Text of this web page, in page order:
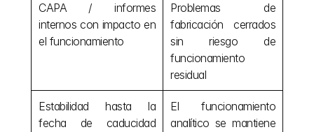
CAPA / informes
internos con impacto en
el funcionamiento
Problemas de
fabricación cerrados
sin riesgo de
funcionamiento
residual
Estabilidad hasta la
fecha de caducidad
El funcionamiento
analítico se mantiene